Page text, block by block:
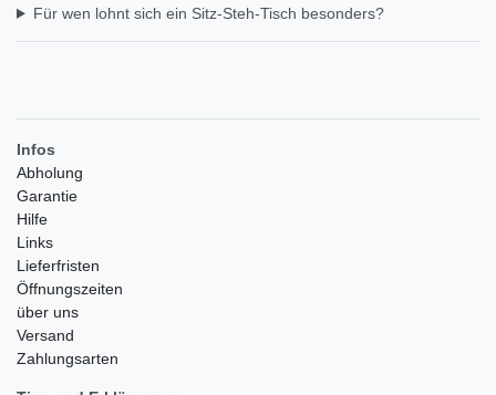
Für wen lohnt sich ein Sitz-Steh-Tisch besonders?
Infos
Abholung
Garantie
Hilfe
Links
Lieferfristen
Öffnungszeiten
über uns
Versand
Zahlungsarten